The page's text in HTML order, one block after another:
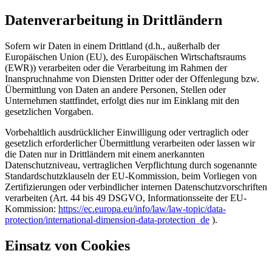
Datenverarbeitung in Drittländern
Sofern wir Daten in einem Drittland (d.h., außerhalb der
Europäischen Union (EU), des Europäischen Wirtschaftsraums
(EWR)) verarbeiten oder die Verarbeitung im Rahmen der
Inanspruchnahme von Diensten Dritter oder der Offenlegung bzw.
Übermittlung von Daten an andere Personen, Stellen oder
Unternehmen stattfindet, erfolgt dies nur im Einklang mit den
gesetzlichen Vorgaben.
Vorbehaltlich ausdrücklicher Einwilligung oder vertraglich oder
gesetzlich erforderlicher Übermittlung verarbeiten oder lassen wir
die Daten nur in Drittländern mit einem anerkannten
Datenschutzniveau, vertraglichen Verpflichtung durch sogenannte
Standardschutzklauseln der EU-Kommission, beim Vorliegen von
Zertifizierungen oder verbindlicher internen Datenschutzvorschriften
verarbeiten (Art. 44 bis 49 DSGVO, Informationsseite der EU-
Kommission: https://ec.europa.eu/info/law/law-topic/data-
protection/international-dimension-data-protection_de ).
Einsatz von Cookies